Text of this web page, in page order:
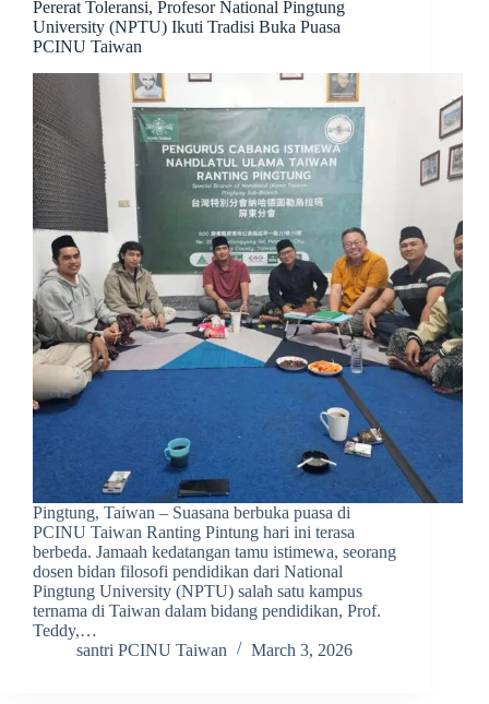
Pererat Toleransi, Profesor National Pingtung
University (NPTU) Ikuti Tradisi Buka Puasa
PCINU Taiwan
Pingtung, Taiwan – Suasana berbuka puasa di
PCINU Taiwan Ranting Pintung hari ini terasa
berbeda. Jamaah kedatangan tamu istimewa, seorang
dosen bidan filosofi pendidikan dari National
Pingtung University (NPTU) salah satu kampus
ternama di Taiwan dalam bidang pendidikan, Prof.
Teddy,…
santri PCINU Taiwan
March 3, 2026